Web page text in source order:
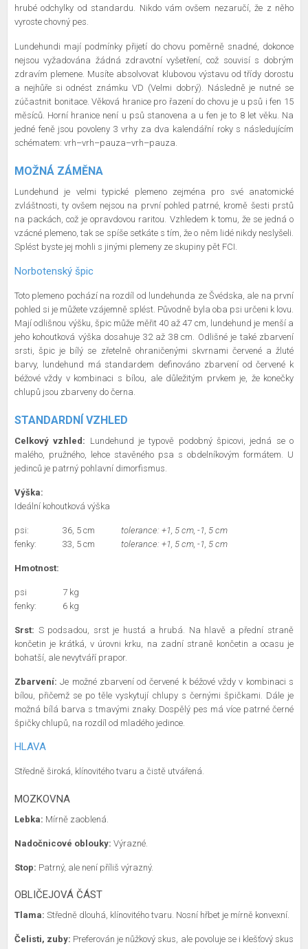
hrubé odchylky od standardu. Nikdo vám ovšem nezaručí, že z něho
vyroste chovný pes.
Lundehundi mají podmínky přijetí do chovu poměrně snadné, dokonce
nejsou vyžadována žádná zdravotní vyšetření, což souvisí s dobrým
zdravím plemene. Musíte absolvovat klubovou výstavu od třídy dorostu
a nejhůře si odnést známku VD (Velmi dobrý). Následně je nutné se
zúčastnit bonitace. Věková hranice pro řazení do chovu je u psů i fen 15
měsíců. Horní hranice není u psů stanovena a u fen je to 8 let věku. Na
jedné feně jsou povoleny 3 vrhy za dva kalendářní roky s následujícím
schématem: vrh–vrh–pauza–vrh–pauza.
MOŽNÁ ZÁMĚNA
Lundehund je velmi typické plemeno zejména pro své anatomické
zvláštnosti, ty ovšem nejsou na první pohled patrné, kromě šesti prstů
na packách, což je opravdovou raritou. Vzhledem k tomu, že se jedná o
vzácné plemeno, tak se spíše setkáte s tím, že o něm lidé nikdy neslyšeli.
Splést byste jej mohli s jinými plemeny ze skupiny pět FCI.
Norbotenský špic
Toto plemeno pochází na rozdíl od lundehunda ze Švédska, ale na první
pohled si je můžete vzájemně splést. Původně byla oba psi určeni k lovu.
Mají odlišnou výšku, špic může měřit 40 až 47 cm, lundehund je menší a
jeho kohoutková výška dosahuje 32 až 38 cm. Odlišné je také zbarvení
srsti, špic je bílý se zřetelně ohraničenými skvrnami červené a žluté
barvy, lundehund má standardem definováno zbarvení od červené k
béžové vždy v kombinaci s bílou, ale důležitým prvkem je, že konečky
chlupů jsou zbarveny do černa.
STANDARDNÍ VZHLED
Celkový vzhled: Lundehund je typově podobný špicovi, jedná se o
malého, pružného, lehce stavěného psa s obdelníkovým formátem. U
jedinců je patrný pohlavní dimorfismus.
Výška:
Ideální kohoutková výška
psi: 36, 5 cm
tolerance: +1, 5 cm, -1, 5 cm
fenky:
33, 5 cm tolerance: +1, 5 cm, -1, 5 cm
Hmotnost:
psi
7 kg
fenky:
6 kg
Srst: S podsadou, srst je hustá a hrubá. Na hlavě a přední straně
končetin je krátká, v úrovni krku, na zadní straně končetin a ocasu je
bohatší, ale nevytváří prapor.
Zbarvení: Je možné zbarvení od červené k béžové vždy v kombinaci s
bílou, přičemž se po těle vyskytují chlupy s černými špičkami. Dále je
možná bílá barva s tmavými znaky. Dospělý pes má více patrné černé
špičky chlupů, na rozdíl od mladého jedince.
HLAVA
Středně široká, klínovitého tvaru a čistě utvářená.
MOZKOVNA
Lebka: Mírně zaoblená.
Nadočnicové oblouky: Výrazné.
Stop: Patrný, ale není příliš výrazný.
OBLIČEJOVÁ ČÁST
Tlama: Středně dlouhá, klínovitého tvaru. Nosní hřbet je mírně konvexní.
Čelisti, zuby: Preferován je nůžkový skus, ale povoluje se i klešťový skus